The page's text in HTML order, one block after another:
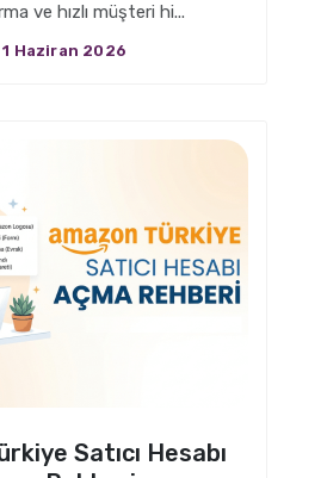
ve hızlı müşteri hi...
1 Haziran 2026
Satıcı Hesabı